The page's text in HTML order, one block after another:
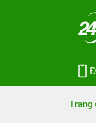
Trang